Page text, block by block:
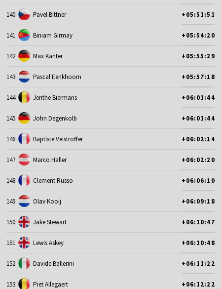
140 Pavel Bittner +05:51:51
141 Biniam Girmay +05:54:20
142 Max Kanter +05:55:29
143 Pascal Eenkhoorn +05:57:18
144 Jenthe Biermans +06:01:44
145 John Degenkolb +06:01:44
146 Baptiste Veistroffer +06:02:14
147 Marco Haller +06:02:20
148 Clement Russo +06:06:10
149 Olav Kooij +06:09:18
150 Jake Stewart +06:10:47
151 Lewis Askey +06:10:48
152 Davide Ballerini +06:11:22
153 Piet Allegaert +06:12:22